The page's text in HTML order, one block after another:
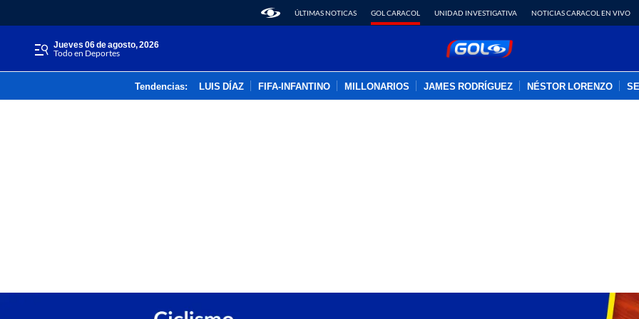
ÚLTIMAS NOTICAS GOL CARACOL UNIDAD INVESTIGATIVA NOTICIAS CARACOL EN VIVO
jueves 06 de agosto, 2026
Todo en Deportes
Tendencias: LUIS DÍAZ FIFA-INFANTINO MILLONARIOS JAMES RODRÍGUEZ NÉSTOR LORENZO